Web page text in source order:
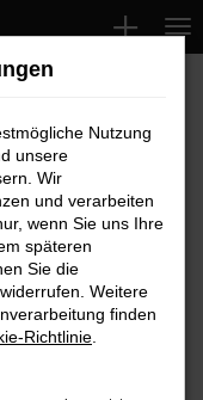
Nutzung
unsere
Wir
und verarbeiten
wenn Sie uns Ihre
späteren
Sie die
Weitere
finden
Richtlinie